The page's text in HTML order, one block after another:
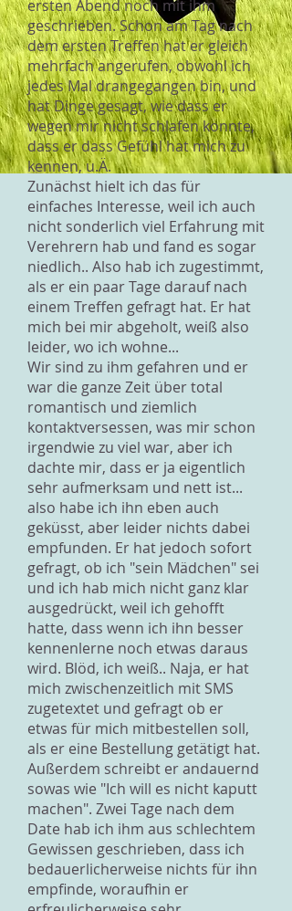
ersten Abend noch mit ihm
geschrieben. Schon am Tag nach
dem ersten Treffen hat er gleich
mehrfach angerufen, obwohl ich
jedes Mal drangegangen bin, und
hat Dinge gesagt, wie dass er
wegen mir nicht schlafen konnte,
dass er dass Gefühl hat mich zu
kennen, u.Ä.
Zunächst hielt ich das für
einfaches Interesse, weil ich auch
nicht sonderlich viel Erfahrung mit
Verehrern hab und fand es sogar
niedlich.. Also hab ich zugestimmt,
als er ein paar Tage darauf nach
einem Treffen gefragt hat. Er hat
mich bei mir abgeholt, weiß also
leider, wo ich wohne...
Wir sind zu ihm gefahren und er
war die ganze Zeit über total
romantisch und ziemlich
kontaktversessen, was mir schon
irgendwie zu viel war, aber ich
dachte mir, dass er ja eigentlich
sehr aufmerksam und nett ist...
also habe ich ihn eben auch
geküsst, aber leider nichts dabei
empfunden. Er hat jedoch sofort
gefragt, ob ich "sein Mädchen" sei
und ich hab mich nicht ganz klar
ausgedrückt, weil ich gehofft
hatte, dass wenn ich ihn besser
kennenlerne noch etwas daraus
wird. Blöd, ich weiß.. Naja, er hat
mich zwischenzeitlich mit SMS
zugetextet und gefragt ob er
etwas für mich mitbestellen soll,
als er eine Bestellung getätigt hat.
Außerdem schreibt er andauernd
sowas wie "Ich will es nicht kaputt
machen". Zwei Tage nach dem
Date hab ich ihm aus schlechtem
Gewissen geschrieben, dass ich
bedauerlicherweise nichts für ihn
empfinde, woraufhin er